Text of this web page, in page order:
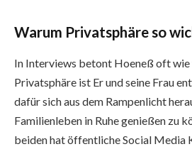
Warum Privatsphäre so
In Interviews betont Hoeneß oft
Privatsphäre ist Er und seine Frau
dafür sich aus dem Rampenlicht
Familienleben in Ruhe genießen zu
beiden hat öffentliche Social Media